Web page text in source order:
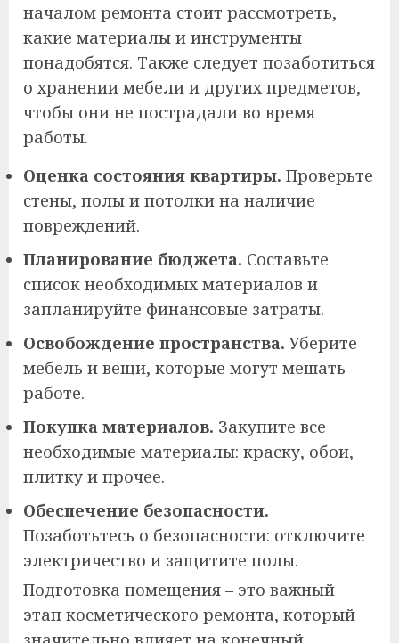
началом ремонта стоит рассмотреть,
какие материалы и инструменты
понадобятся. Также следует позаботиться
о хранении мебели и других предметов,
чтобы они не пострадали во время
работы.
Оценка состояния квартиры. Проверьте
стены, полы и потолки на наличие
повреждений.
Планирование бюджета. Составьте
список необходимых материалов и
запланируйте финансовые затраты.
Освобождение пространства. Уберите
мебель и вещи, которые могут мешать
работе.
Покупка материалов. Закупите все
необходимые материалы: краску, обои,
плитку и прочее.
Обеспечение безопасности.
Позаботьтесь о безопасности: отключите
электричество и защитите полы.
Подготовка помещения – это важный
этап косметического ремонта, который